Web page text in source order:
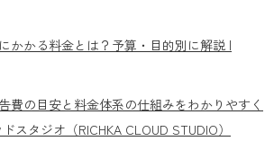
かかる料金とは？予算・目的別に解説 |
費の目安と料金体系の仕組みをわかりやすく
スタジオ（RICHKA CLOUD STUDIO）